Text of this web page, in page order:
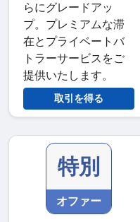
らにグレードアッ
プ。プレミアムな滞
在とプライベートバ
トラーサービスをご
提供いたします。
取引を得る
特別
オファー